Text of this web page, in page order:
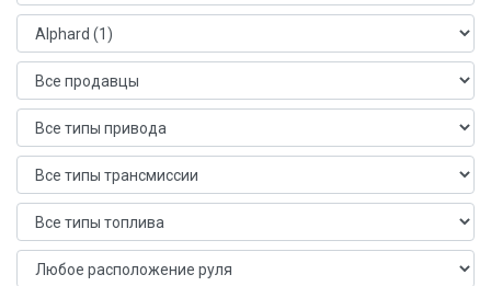
Модель автомобиля
Продавец
Тип привода
Тип трансмиссии
Тип топлива
Расположение руля